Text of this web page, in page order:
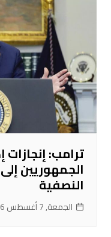
ترامب:
الجمهوريين
النصفية
الجمعة, 7 أغسطس 2026, 16:54